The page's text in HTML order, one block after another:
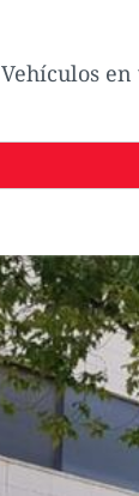
Vehículos en